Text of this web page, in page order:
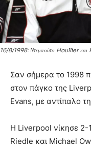
16/8/1998: Ντεμπούτο Houllier και
Σαν σήμερα το 1998
στον πάγκο της
Evans, με αντίπαλο
Η Liverpool νίκησε
Riedle και Michael